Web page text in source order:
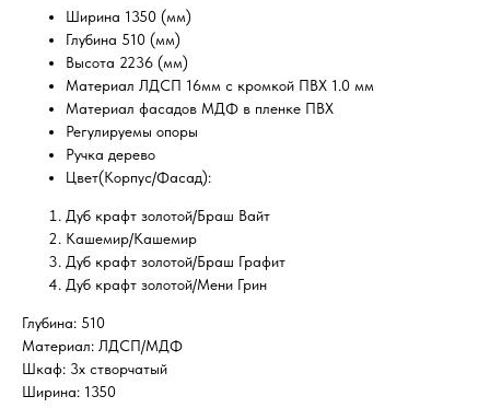
Ширина 1350 (мм)
Глубина 510 (мм)
Высота 2236 (мм)
Материал ЛДСП 16мм с кромкой ПВХ 1.0 мм
Материал фасадов МДФ в пленке ПВХ
Регулируемы опоры
Ручка дерево
Цвет(Корпус/Фасад):
Дуб крафт золотой/Браш Вайт
Кашемир/Кашемир
Дуб крафт золотой/Браш Графит
Дуб крафт золотой/Мени Грин
Глубина: 510
Материал: ЛДСП/МДФ
Шкаф: 3х створчатый
Ширина: 1350